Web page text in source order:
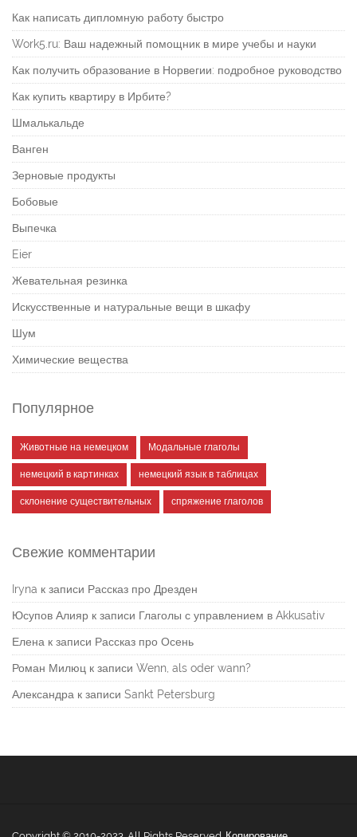
Как написать дипломную работу быстро
Work5.ru: Ваш надежный помощник в мире учебы и науки
Как получить образование в Норвегии: подробное руководство
Как купить квартиру в Ирбите?
Шмалькальде
Ванген
Зерновые продукты
Бобовые
Выпечка
Eier
Жевательная резинка
Искусственные и натуральные вещи в шкафу
Шум
Химические вещества
Популярное
Животные на немецком Модальные глаголы
немецкий в картинках немецкий язык в таблицах
склонение существительных спряжение глаголов
Свежие комментарии
Iryna к записи Рассказ про Дрезден
Юсупов Алияр к записи Глаголы с управлением в Akkusativ
Елена к записи Рассказ про Осень
Роман Милюц к записи Wenn, als oder wann?
Александра к записи Sankt Petersburg